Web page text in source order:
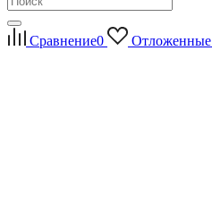
Сравнение0 Отложенные